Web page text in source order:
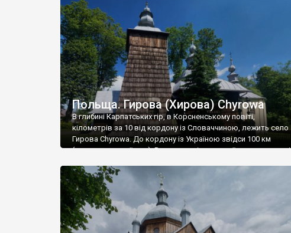
реставратори із […]
Польща. Гирова (Хирова) Chyrowa
В глибині Карпатських гір, в Корсненському повіті,
кілометрів за 10 від кордону із Словаччиною, лежить село
Гирова Chyrowa. До кордону із Україною звідси 100 км
(якщо дорогою їхати). Воно на етнічних українських землях і
мешкало 760 осіб, і усі вони були лемками-українцями. У
1945-1947 рр. […]